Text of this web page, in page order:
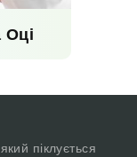
Оці
піклується